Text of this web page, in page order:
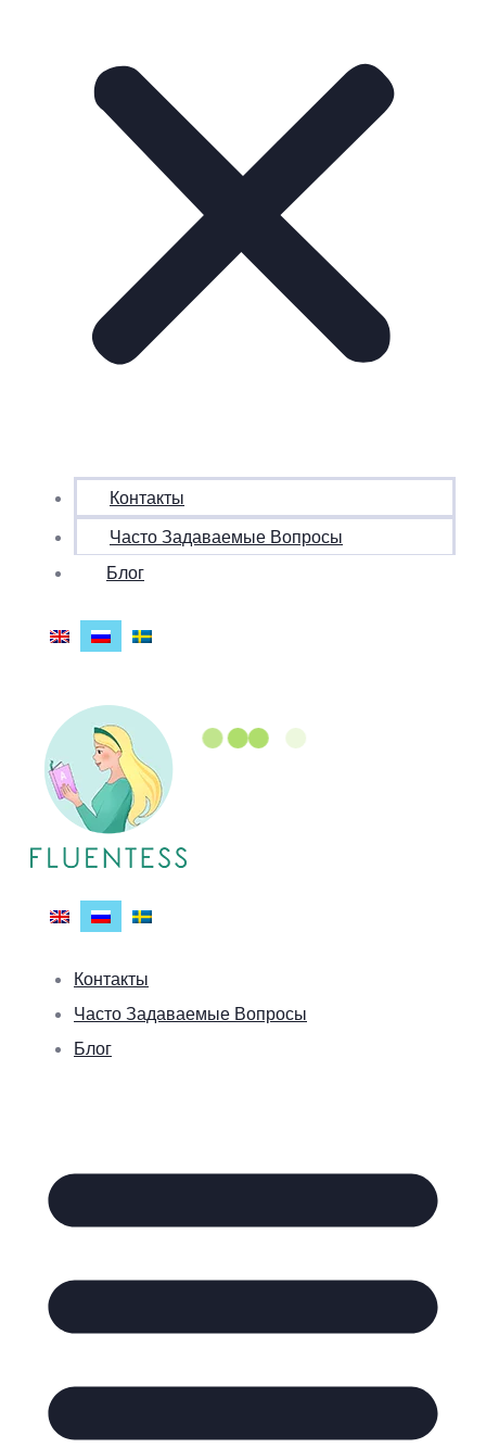
Контакты
Часто Задаваемые Вопросы
Блог
Контакты
Часто Задаваемые Вопросы
Блог